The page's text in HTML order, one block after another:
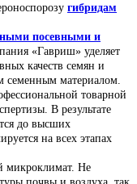
гибридам
посевными и
«Гавриш» уделяет
качеств семян и
семенным материалом.
товарной
В результате
до высших
на всех этапах
микроклимат. Не